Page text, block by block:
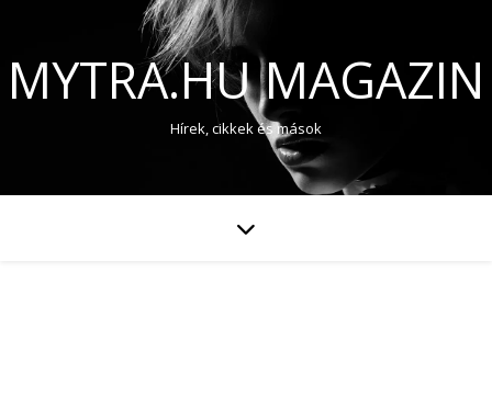
MYTRA.HU MAGAZIN
Hírek, cikkek és mások